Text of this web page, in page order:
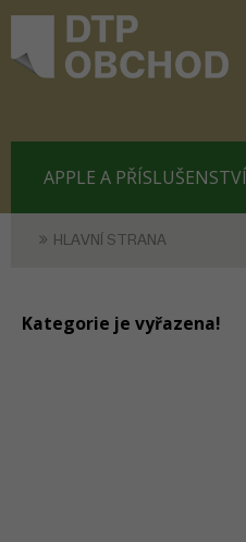
APPLE A PŘÍSLUŠENSTVÍ
HLAVNÍ STRANA
Kategorie je vyřazena!